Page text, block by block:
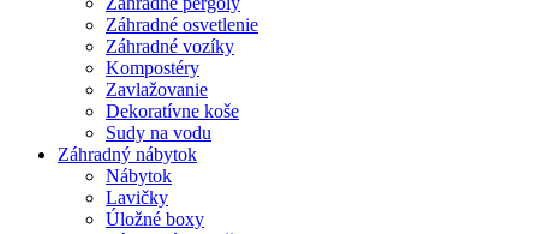
Záhradné osvetlenie
Záhradné vozíky
Kompostéry
Zavlažovanie
Dekoratívne koše
Sudy na vodu
Záhradný nábytok
Nábytok
Lavičky
Úložné boxy